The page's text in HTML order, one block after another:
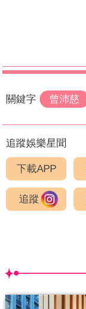
關鍵字 曾沛慈
追蹤娛樂星聞
下載APP
追蹤